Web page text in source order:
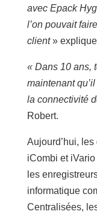
avec Epack
l’on pouvait
client»
« Dans 10 ans,
maintenant
la connectivité
Robert.
Aujourd’hui,
iCombi et
les
informatique
Centralisées,